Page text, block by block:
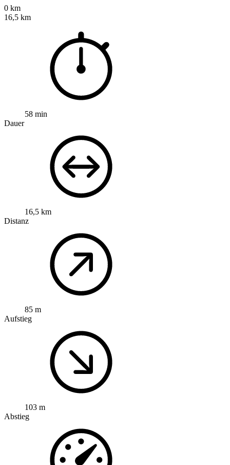
0 km
16,5 km
58 min
Dauer
16,5 km
Distanz
85 m
Aufstieg
103 m
Abstieg